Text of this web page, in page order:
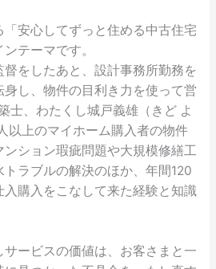
「安心してずっと住める中古住宅
テーマです。
をしたあと、設計事務所勤務を
し、物件の目利き力を使って営
士、わたくし城戸義雄（きど よ
以上のマイホーム購入者の物件
ション瑕疵問題や大規模修繕工
ラブルの解決のほか、年間120
購入をこなして来た経験と知識
サービスの価値は、お客さまと一